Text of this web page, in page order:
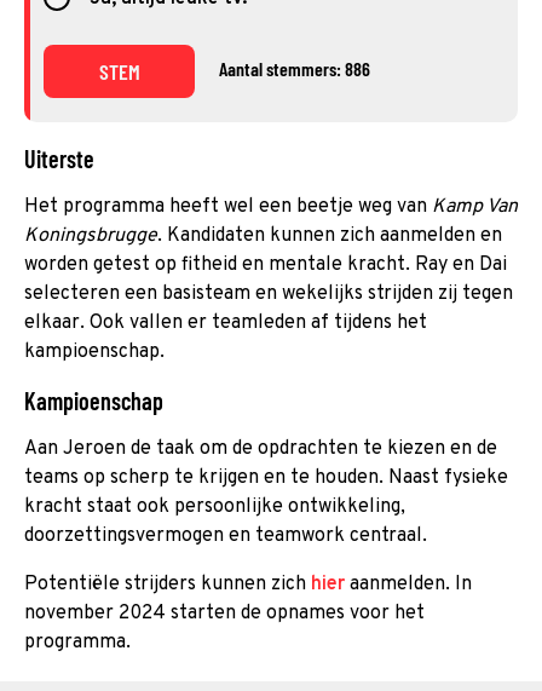
STEM Aantal stemmers: 886
Uiterste
Het programma heeft wel een beetje weg van Kamp Van
Koningsbrugge. Kandidaten kunnen zich aanmelden en
worden getest op fitheid en mentale kracht. Ray en Dai
selecteren een basisteam en wekelijks strijden zij tegen
elkaar. Ook vallen er teamleden af tijdens het
kampioenschap.
Kampioenschap
Aan Jeroen de taak om de opdrachten te kiezen en de
teams op scherp te krijgen en te houden. Naast fysieke
kracht staat ook persoonlijke ontwikkeling,
doorzettingsvermogen en teamwork centraal.
Potentiële strijders kunnen zich hier aanmelden. In
november 2024 starten de opnames voor het
programma.